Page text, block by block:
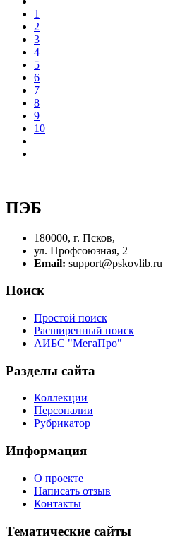
1
2
3
4
5
6
7
8
9
10
ПЭБ
180000, г. Псков,
ул. Профсоюзная, 2
Email: support@pskovlib.ru
Поиск
Простой поиск
Расширенный поиск
АИБС "МегаПро"
Разделы сайта
Коллекции
Персоналии
Рубрикатор
Информация
О проекте
Написать отзыв
Контакты
Тематические сайты